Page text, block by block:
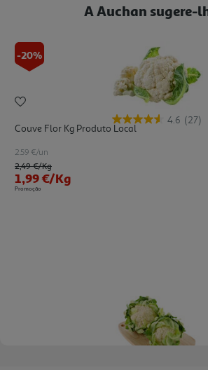
A Auchan sugere-
-20%
4.6 (27)
Couve Flor Kg Produto Local
2.59 €/un
Price reduced from
2,49 €/Kgto
1,99 €/Kg
Promoção